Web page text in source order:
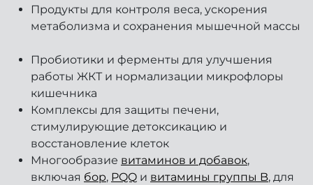
Продукты для контроля веса, ускорения
метаболизма и сохранения мышечной массы
Пробиотики и ферменты для улучшения
работы ЖКТ и нормализации микрофлоры
кишечника
Комплексы для защиты печени,
стимулирующие детоксикацию и
восстановление клеток
Многообразие витаминов и добавок,
включая бор, PQQ и витамины группы B, для